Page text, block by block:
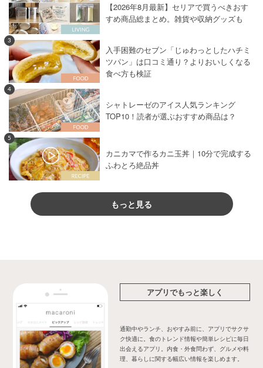
【2026年8月最新】セリアで買うべきおす
すめ商品総まとめ。雑貨や収納グッズも
3
入手困難のセブン「じゅわっとしたハチミ
ツパン」は口コミ通り？よりおいしくなる
食べ方も検証
4
シャトレーゼのアイス人気ランキング
TOP10！読者が選ぶおすすめ商品は？
5
カニカマで作るカニ玉丼｜10分で完成する
ふわとろ絶品丼
もっと見る
アプリでもっと楽しく
通勤中やランチ、おやすみ前に、アプリでサクサ
ク快適に。食のトレンド情報や簡単レシピに毎日
出会えるアプリ。内食・外食問わず、グルメや料
理、暮らしに関する幅広い情報を楽しめます。